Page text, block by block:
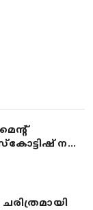
ന...